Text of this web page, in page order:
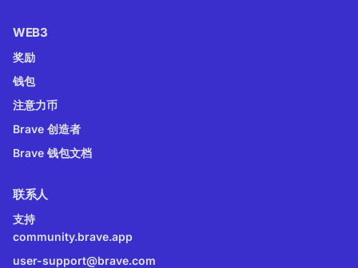
WEB3
奖励
钱包
注意力币
Brave 创造者
Brave 钱包文档
联系人
支持
community.brave.app
user-support@brave.com